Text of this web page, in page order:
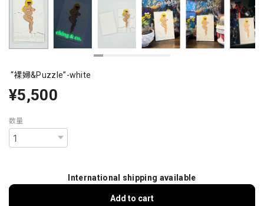
“裸婦&Puzzle”-white
¥5,500
数量
International shipping available
Add to cart